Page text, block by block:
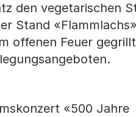
den vegetarischen
Stand
offenen Feuer
«500 Jahre